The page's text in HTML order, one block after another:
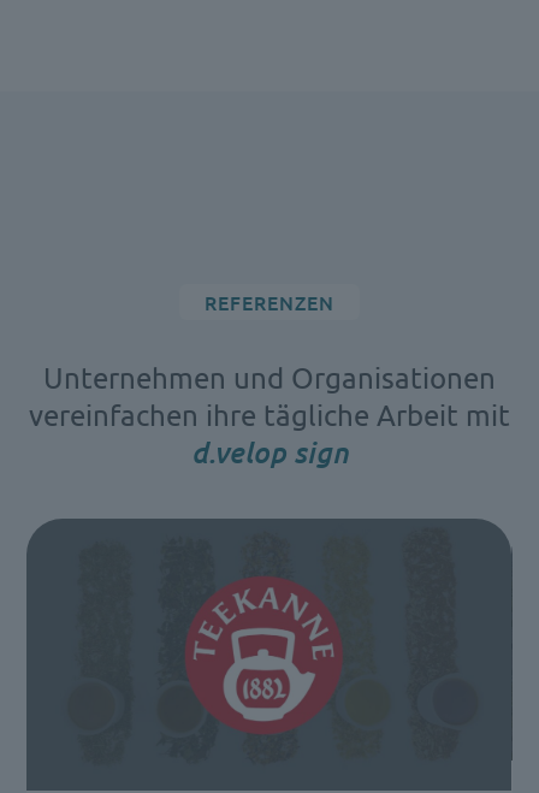
REFERENZEN
Unternehmen und Organisationen
vereinfachen ihre tägliche Arbeit mit
d.velop sign